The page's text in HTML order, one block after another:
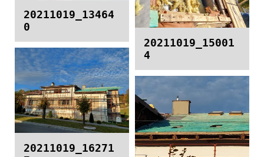
20211019_13464
0
20211019_16271
20211019_15001
4